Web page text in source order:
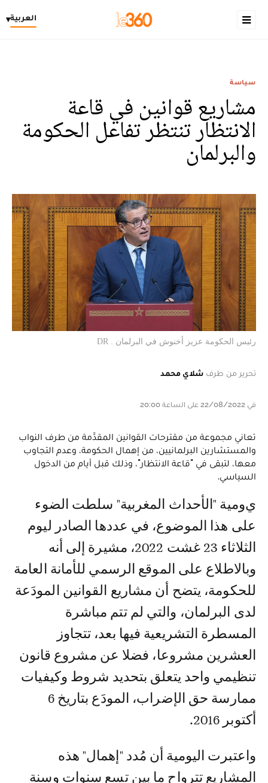
العربية▾
سياسة
مشاريع قوانين في قاعة
الانتظار تنتظر تفاعل الحكومة
والبرلمان ‎
رئيس الحكومة عزيز أخنوش في البرلمان . DR
تحرير من طرف شلاي محمد
في 22/08/2022 على الساعة 20:00
تعاني مجموعة من مقترحات القوانين المقدَّمة من طرف النواب
والمستشارين البرلمانيين، من إهمال الحكومة، وعدم التجاوب
معها، لتبقى في "قاعة الانتظار"، وذلك قبل أيام من الدخول
السياسي.
يومية "الأحداث المغربية" سلطت الضوء
على هذا الموضوع، في عددها الصادر ليوم
الثلاثاء 23 غشت 2022، مشيرة إلى أنه
وبالاطلاع على الموقع الرسمي للأمانة العامة
للحكومة، يتضح أن مشاريع القوانين المودَعة
لدى البرلمان، والتي لم تتم مباشرة
المسطرة التشريعية فيها بعد، تتجاوز
العشرين مشروعا، فضلا عن مشروع قانون
تنظيمي واحد يتعلق بتحديد شروط وكيفيات
ممارسة حق الإضراب، المودَع بتاريخ 6
أكتوبر 2016.
واعتبرت اليومية أن مُدد "إهمال" هذه
المشاريع تترواح ما بين تسع سنوات وسنة